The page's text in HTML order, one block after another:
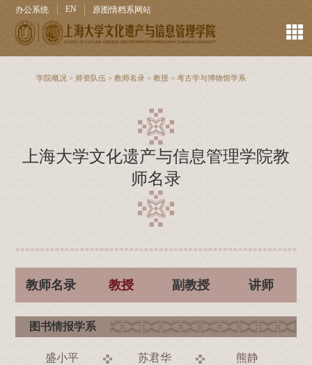
办公系统 EN 原图情档系网站
学院概况 > 师资队伍 >教师名录 >教授 >考古学与博物馆学系
上海大学文化遗产与信息管理学院教
师名录
教师名录 教授 副教授 讲师
图书情报学系
盛小平 苏君华 熊静